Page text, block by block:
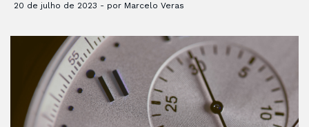
20 de julho de 2023 - por Marcelo Veras